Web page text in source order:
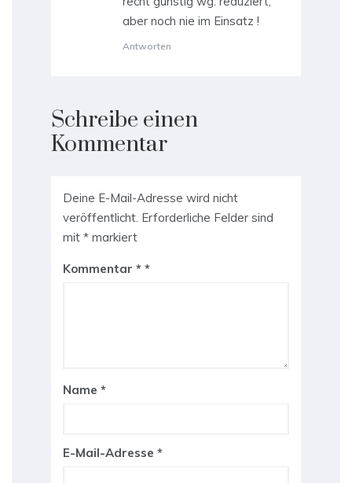
aber noch nie im Einsatz !
Antworten
Schreibe einen
Kommentar
Deine E-Mail-Adresse wird nicht
veröffentlicht. Erforderliche Felder sind
mit * markiert
Kommentar *
Name *
E-Mail-Adresse *